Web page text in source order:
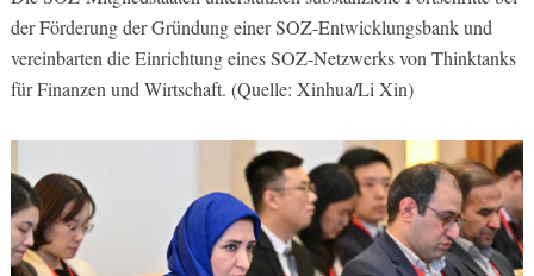
der Förderung der Gründung einer SOZ-Entwicklungsbank und
vereinbarten die Einrichtung eines SOZ-Netzwerks von Thinktanks
für Finanzen und Wirtschaft. (Quelle: Xinhua/Li Xin)